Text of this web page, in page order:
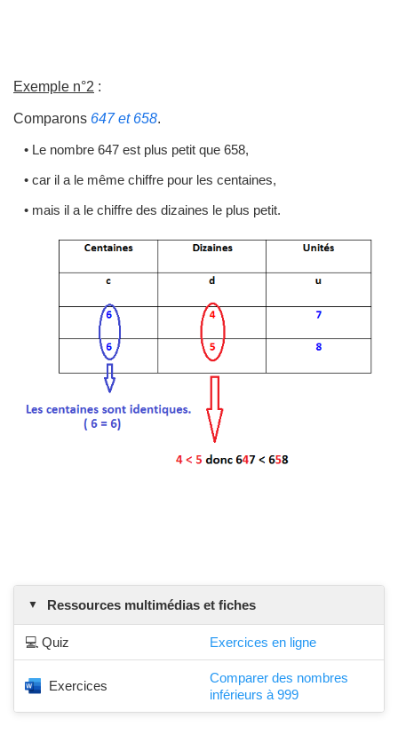
Exemple n°2 :
Comparons 647 et 658.
• Le nombre 647 est plus petit que 658,
• car il a le même chiffre pour les centaines,
• mais il a le chiffre des dizaines le plus petit.
Ressources multimédias et fiches
💻 Quiz Exercices en ligne
Exercices
Comparer des nombres
inférieurs à 999